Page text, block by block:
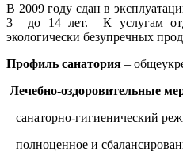
В 2009 году сдан в
3 до 14 лет. К услугам
экологически безупречных
Профиль санатория –
Лечебно-оздоровительные
– санаторно-гигиенический
– полноценное и